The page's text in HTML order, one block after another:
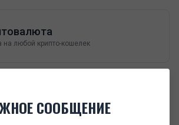
СООБЩЕНИЕ
на любой крипто-кошелек
на карту